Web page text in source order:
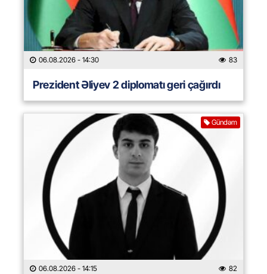
06.08.2026 - 14:30 83
Prezident Əliyev 2 diplomatı geri çağırdı
Gündəm
06.08.2026 - 14:15 82